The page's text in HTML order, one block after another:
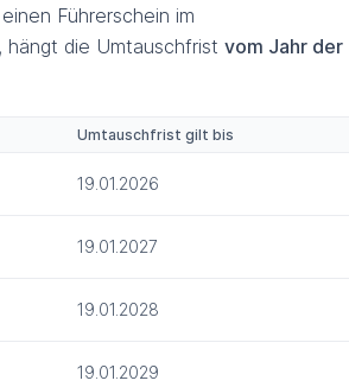
Führerschein im
die Umtauschfrist vom Jahr der
Umtauschfrist gilt bis
19.01.2026
19.01.2027
19.01.2028
19.01.2029